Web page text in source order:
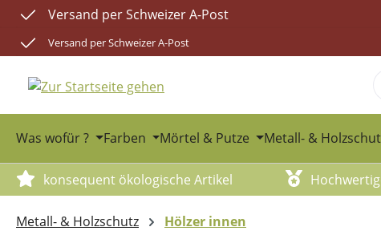
Hauptinhalt springen
Zur Suche springen
Zur Hauptnavigation springen
Versand per Schweizer A-Post
Versand per Schweizer A-Post
Was wofür ? Farben Mörtel & Putze Metall- &
konsequent ökologische Artikel
Metall- & Holzschutz Hölzer innen